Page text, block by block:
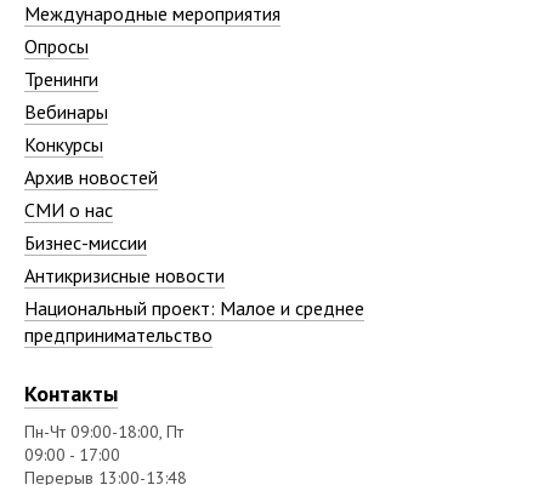
Международные мероприятия
Опросы
Тренинги
Вебинары
Конкурсы
Архив новостей
СМИ о нас
Бизнес-миссии
Антикризисные новости
Национальный проект: Малое и среднее
предпринимательство
Контакты
Пн-Чт 09:00-18:00, Пт
09:00 - 17:00
Перерыв 13:00-13:48